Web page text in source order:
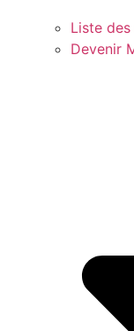
Liste
Devenir